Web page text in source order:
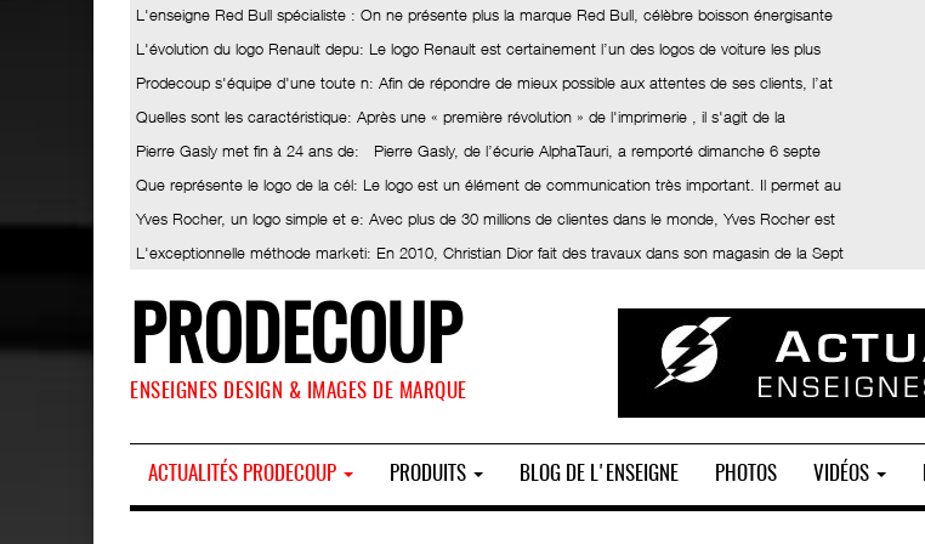
L'enseigne Red Bull spécialiste : On ne présente plus la marque Red Bull, célèbre boisson énergisante
L'évolution du logo Renault depu: Le logo Renault est certainement l’un des logos de voiture les plus
Prodecoup s'équipe d'une toute n: Afin de répondre de mieux possible aux attentes de ses clients, l’at
Quelles sont les caractéristique: Après une « première révolution » de l'imprimerie , il s'agit de la
Pierre Gasly met fin à 24 ans de: Pierre Gasly, de l’écurie AlphaTauri, a remporté dimanche 6 septe
Que représente le logo de la cél: Le logo est un élément de communication très important. Il permet au
Yves Rocher, un logo simple et e: Avec plus de 30 millions de clientes dans le monde, Yves Rocher est
L'exceptionnelle méthode marketi: En 2010, Christian Dior fait des travaux dans son magasin de la Sept
PRODECOUP
ENSEIGNES DESIGN & IMAGES DE MARQUE
ACTUALITÉS PRODECOUP PRODUITS BLOG DE L'ENSEIGNE PHOTOS VIDÉOS